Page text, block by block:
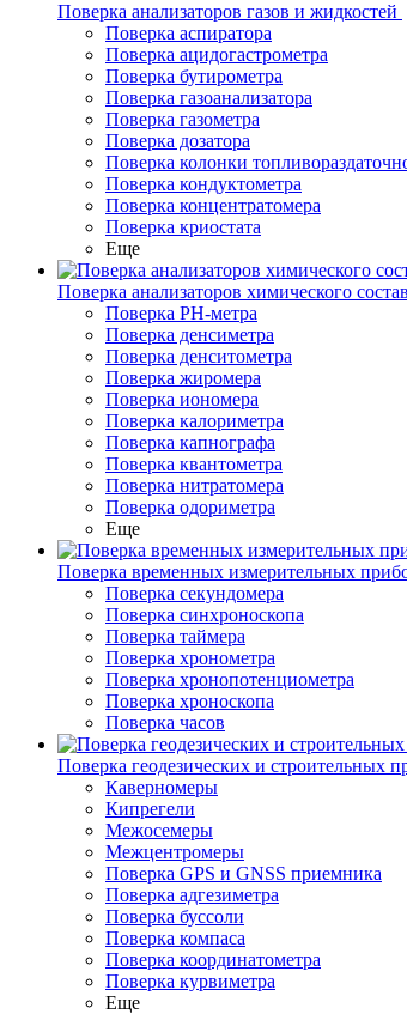
Поверка анализаторов газов и жидкостей
Поверка аспиратора
Поверка ацидогастрометра
Поверка бутирометра
Поверка газоанализатора
Поверка газометра
Поверка дозатора
Поверка колонки
Поверка кондуктометра
Поверка концентратомера
Поверка криостата
Еще
Поверка анализаторов химического
Поверка PH-метра
Поверка денсиметра
Поверка денситометра
Поверка жиромера
Поверка иономера
Поверка калориметра
Поверка капнографа
Поверка квантометра
Поверка нитратомера
Поверка одориметра
Еще
Поверка временных измерительных
Поверка секундомера
Поверка синхроноскопа
Поверка таймера
Поверка хронометра
Поверка хронопотенциометра
Поверка хроноскопа
Поверка часов
Поверка геодезических и строительных
Каверномеры
Кипрегели
Межосемеры
Межцентромеры
Поверка GPS и GNSS приемника
Поверка адгезиметра
Поверка буссоли
Поверка компаса
Поверка координатометра
Поверка курвиметра
Еще